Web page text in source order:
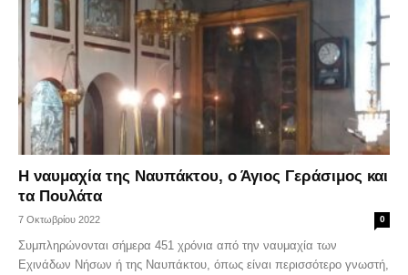
Η ναυμαχία της Ναυπάκτου, ο Άγιος Γεράσιμος και
τα Πουλάτα
7 Οκτωβρίου 2022 0
Συμπληρώνονται σήμερα 451 χρόνια από την ναυμαχία των
Εχινάδων Νήσων ή της Ναυπάκτου, όπως είναι περισσότερο γνωστή,